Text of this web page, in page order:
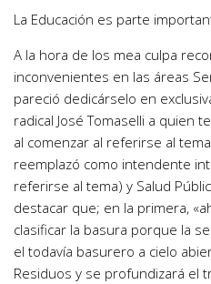
La Educación es parte
A la hora de los mea culpa
inconvenientes en las áreas
pareció dedicárselo en
radical José Tomaselli a quien
al comenzar al referirse al
reemplazó como intendente
referirse al tema) y Salud
destacar que; en la primera,
clasificar la basura porque la
el todavía basurero a cielo
Residuos y se profundizará el